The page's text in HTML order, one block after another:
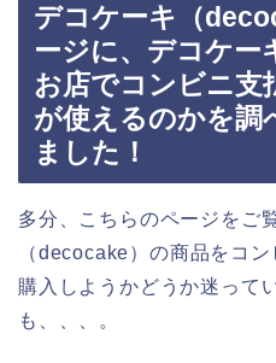
デコケーキ（
ージに、デコケー
お店でコンビニ支
が使えるのかを調
ました！
多分、こちらのページをご
（decocake）の商品をコ
購入しようかどうか迷って
も、、、。